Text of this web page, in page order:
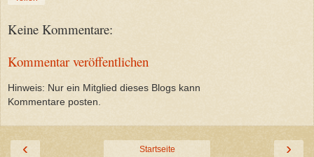
Keine Kommentare:
Kommentar veröffentlichen
Hinweis: Nur ein Mitglied dieses Blogs kann
Kommentare posten.
‹ ›
Startseite